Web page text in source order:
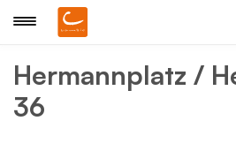
Hermannplatz /
36